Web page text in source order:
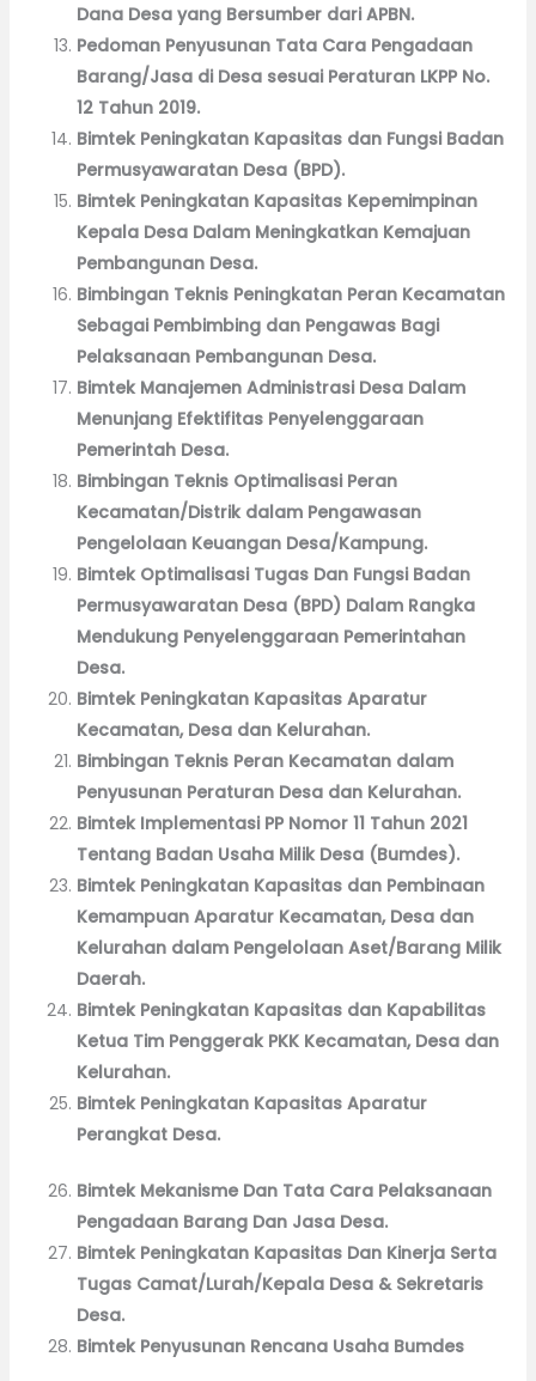
Dana Desa yang Bersumber dari APBN.
Pedoman Penyusunan Tata Cara Pengadaan
Barang/Jasa di Desa sesuai Peraturan LKPP No.
12 Tahun 2019.
Bimtek Peningkatan Kapasitas dan Fungsi Badan
Permusyawaratan Desa (BPD).
Bimtek Peningkatan Kapasitas Kepemimpinan
Kepala Desa Dalam Meningkatkan Kemajuan
Pembangunan Desa.
Bimbingan Teknis Peningkatan Peran Kecamatan
Sebagai Pembimbing dan Pengawas Bagi
Pelaksanaan Pembangunan Desa.
Bimtek Manajemen Administrasi Desa Dalam
Menunjang Efektifitas Penyelenggaraan
Pemerintah Desa.
Bimbingan Teknis Optimalisasi Peran
Kecamatan/Distrik dalam Pengawasan
Pengelolaan Keuangan Desa/Kampung.
Bimtek Optimalisasi Tugas Dan Fungsi Badan
Permusyawaratan Desa (BPD) Dalam Rangka
Mendukung Penyelenggaraan Pemerintahan
Desa.
Bimtek Peningkatan Kapasitas Aparatur
Kecamatan, Desa dan Kelurahan.
Bimbingan Teknis Peran Kecamatan dalam
Penyusunan Peraturan Desa dan Kelurahan.
Bimtek Implementasi PP Nomor 11 Tahun 2021
Tentang Badan Usaha Milik Desa (Bumdes).
Bimtek Peningkatan Kapasitas dan Pembinaan
Kemampuan Aparatur Kecamatan, Desa dan
Kelurahan dalam Pengelolaan Aset/Barang Milik
Daerah.
Bimtek Peningkatan Kapasitas dan Kapabilitas
Ketua Tim Penggerak PKK Kecamatan, Desa dan
Kelurahan.
Bimtek Peningkatan Kapasitas Aparatur
Perangkat Desa.
Bimtek Mekanisme Dan Tata Cara Pelaksanaan
Pengadaan Barang Dan Jasa Desa.
Bimtek Peningkatan Kapasitas Dan Kinerja Serta
Tugas Camat/Lurah/Kepala Desa & Sekretaris
Desa.
Bimtek Penyusunan Rencana Usaha Bumdes